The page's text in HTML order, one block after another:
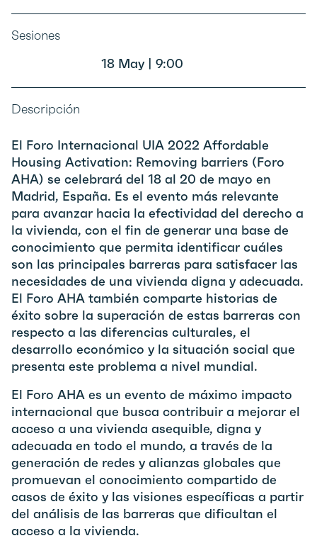
Sesiones
18 May | 9:00
Descripción
El Foro Internacional UIA 2022 Affordable
Housing Activation: Removing barriers (Foro
AHA) se celebrará del 18 al 20 de mayo en
Madrid, España. Es el evento más relevante
para avanzar hacia la efectividad del derecho a
la vivienda, con el fin de generar una base de
conocimiento que permita identificar cuáles
son las principales barreras para satisfacer las
necesidades de una vivienda digna y adecuada.
El Foro AHA también comparte historias de
éxito sobre la superación de estas barreras con
respecto a las diferencias culturales, el
desarrollo económico y la situación social que
presenta este problema a nivel mundial.
El Foro AHA es un evento de máximo impacto
internacional que busca contribuir a mejorar el
acceso a una vivienda asequible, digna y
adecuada en todo el mundo, a través de la
generación de redes y alianzas globales que
promuevan el conocimiento compartido de
casos de éxito y las visiones específicas a partir
del análisis de las barreras que dificultan el
acceso a la vivienda.